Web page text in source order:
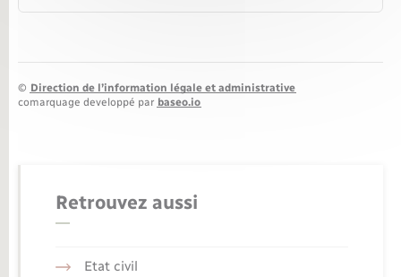
© Direction de l’information légale et administrative
comarquage developpé par baseo.io
Retrouvez aussi
Etat civil